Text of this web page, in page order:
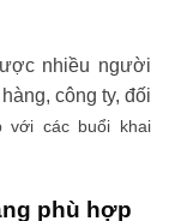
nhiều người
công ty, đối
với các buổi khai
phù hợp